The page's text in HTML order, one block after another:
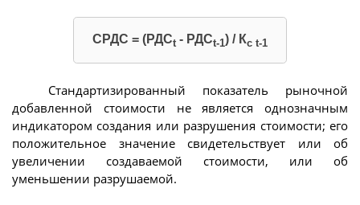
СРДС = (РДСt - РДСt-1) / Кс t-1
Стандартизированный показатель рыночной
добавленной стоимости не является однозначным
индикатором создания или разрушения стоимости; его
положительное значение свидетельствует или об
увеличении создаваемой стоимости, или об
уменьшении разрушаемой.